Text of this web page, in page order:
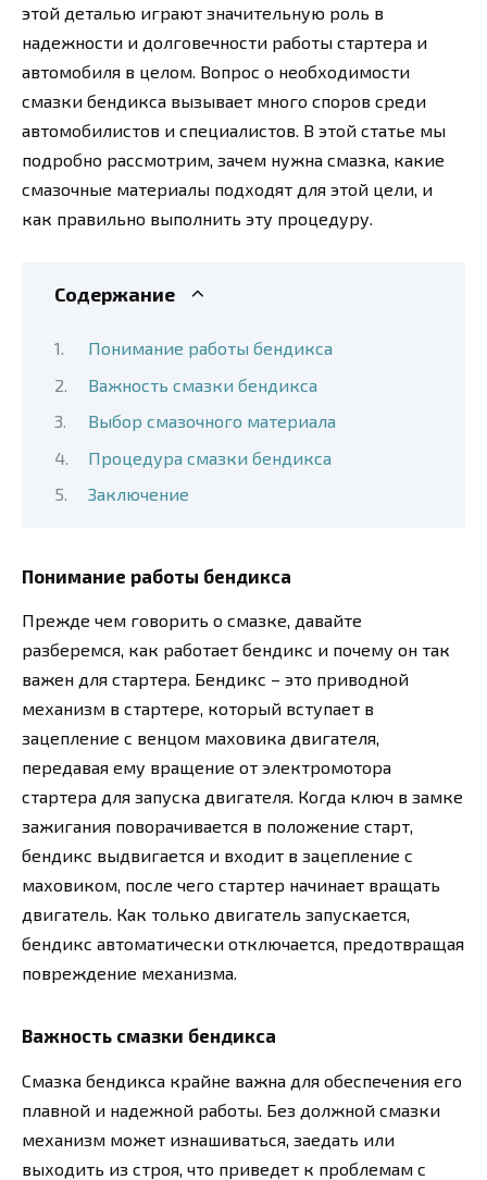
этой деталью играют значительную роль в
надежности и долговечности работы стартера и
автомобиля в целом. Вопрос о необходимости
смазки бендикса вызывает много споров среди
автомобилистов и специалистов. В этой статье мы
подробно рассмотрим, зачем нужна смазка, какие
смазочные материалы подходят для этой цели, и
как правильно выполнить эту процедуру.
Содержание
Понимание работы бендикса
Важность смазки бендикса
Выбор смазочного материала
Процедура смазки бендикса
Заключение
Понимание работы бендикса
Прежде чем говорить о смазке, давайте
разберемся, как работает бендикс и почему он так
важен для стартера. Бендикс – это приводной
механизм в стартере, который вступает в
зацепление с венцом маховика двигателя,
передавая ему вращение от электромотора
стартера для запуска двигателя. Когда ключ в замке
зажигания поворачивается в положение старт,
бендикс выдвигается и входит в зацепление с
маховиком, после чего стартер начинает вращать
двигатель. Как только двигатель запускается,
бендикс автоматически отключается, предотвращая
повреждение механизма.
Важность смазки бендикса
Смазка бендикса крайне важна для обеспечения его
плавной и надежной работы. Без должной смазки
механизм может изнашиваться, заедать или
выходить из строя, что приведет к проблемам с